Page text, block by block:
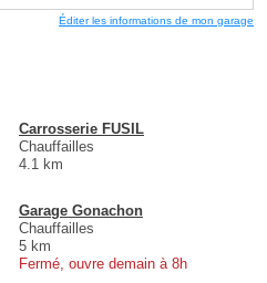
Éditer les informations de mon garage
Carrosserie FUSIL
Chauffailles
4.1 km
Garage Gonachon
Chauffailles
5 km
Fermé, ouvre demain à 8h